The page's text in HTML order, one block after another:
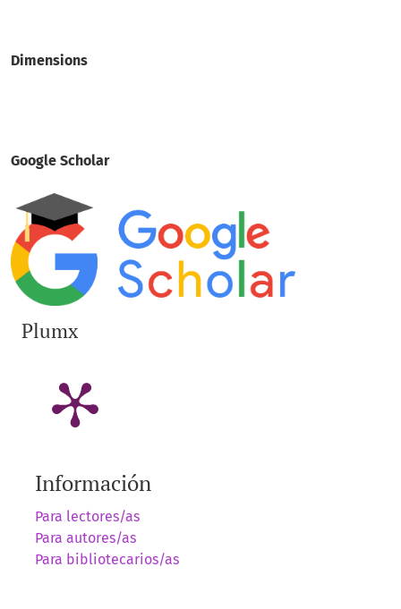
Dimensions
Google Scholar
Plumx
Información
Para lectores/as
Para autores/as
Para bibliotecarios/as